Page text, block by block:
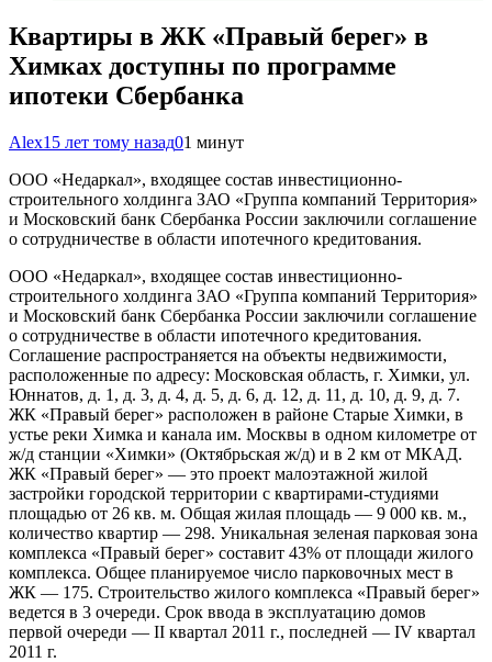
Квартиры в ЖК «Правый берег» в
Химках доступны по программе
ипотеки Сбербанка
Alex15 лет тому назад01 минут
ООО «Недаркал», входящее состав инвестиционно-
строительного холдинга ЗАО «Группа компаний Территория»
и Московский банк Сбербанка России заключили соглашение
о сотрудничестве в области ипотечного кредитования.
ООО «Недаркал», входящее состав инвестиционно-
строительного холдинга ЗАО «Группа компаний Территория»
и Московский банк Сбербанка России заключили соглашение
о сотрудничестве в области ипотечного кредитования.
Соглашение распространяется на объекты недвижимости,
расположенные по адресу: Московская область, г. Химки, ул.
Юннатов, д. 1, д. 3, д. 4, д. 5, д. 6, д. 12, д. 11, д. 10, д. 9, д. 7.
ЖК «Правый берег» расположен в районе Старые Химки, в
устье реки Химка и канала им. Москвы в одном километре от
ж/д станции «Химки» (Октябрьская ж/д) и в 2 км от МКАД.
ЖК «Правый берег» — это проект малоэтажной жилой
застройки городской территории с квартирами-студиями
площадью от 26 кв. м. Общая жилая площадь — 9 000 кв. м.,
количество квартир — 298. Уникальная зеленая парковая зона
комплекса «Правый берег» составит 43% от площади жилого
комплекса. Общее планируемое число парковочных мест в
ЖК — 175. Строительство жилого комплекса «Правый берег»
ведется в 3 очереди. Срок ввода в эксплуатацию домов
первой очереди — II квартал 2011 г., последней — IV квартал
2011 г.